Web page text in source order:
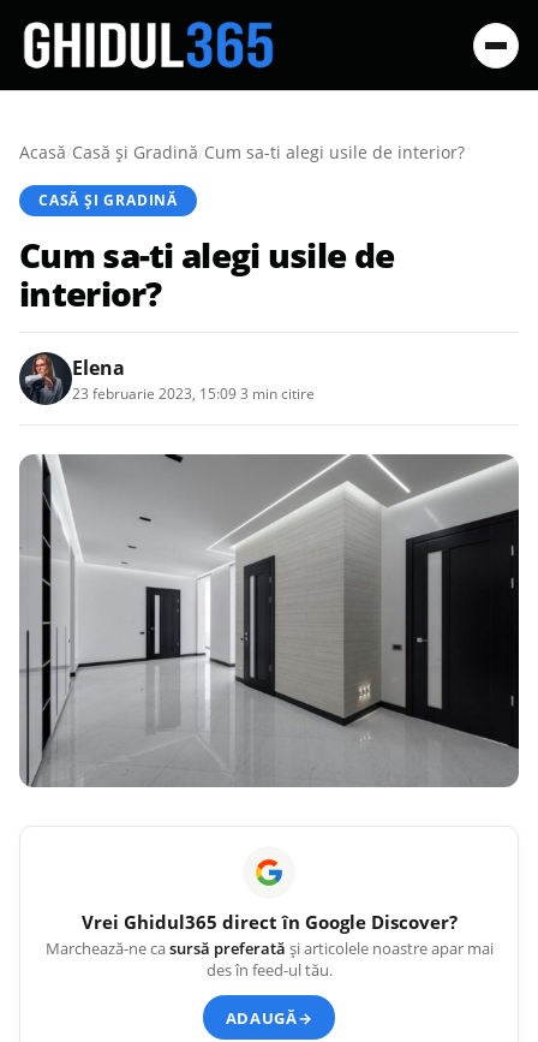
Acasă/Casă şi Gradină/Cum sa-ti alegi usile de interior?
CASĂ ŞI GRADINĂ
Cum sa-ti alegi usile de
interior?
Elena
23 februarie 2023, 15:093 min citire
Vrei Ghidul365 direct în Google Discover?
Marchează-ne casursă preferată și articolele noastre apar mai
des în feed-ul tău.
ADAUGĂ→